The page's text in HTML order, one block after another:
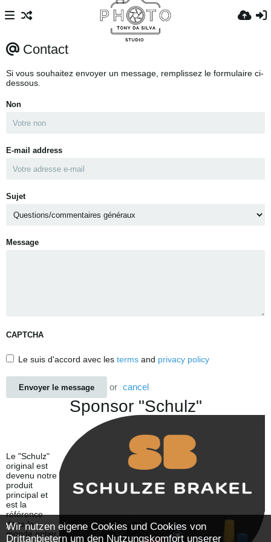
Contact
Si vous souhaitez envoyer un message, remplissez le formulaire ci-
dessous.
Non
E-mail address
Sujet
Message
CAPTCHA
Le suis d'accord avec les terms and privacy policy
Envoyer le message or cancel
Sponsor "Schulz"
Le "Schulz"
original est
devenu notre
produit
principal et
est la
référence
dans le
monde entier.
Wir nutzen eigene Cookies und Cookies von
Drittanbietern um den Nutzungskomfort unserer